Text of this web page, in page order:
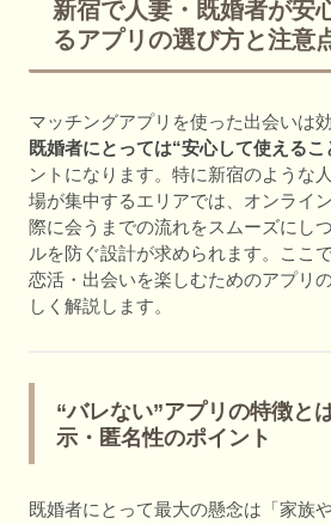
新宿で人妻・既婚者が安
るアプリの選び方と注意
マッチングアプリを使った出会いは
既婚者にとっては“安心して使える
ントになります。特に新宿のような
場が集中するエリアでは、オンライ
際に会うまでの流れをスムーズにし
ルを防ぐ設計が求められます。ここ
恋活・出会いを楽しむためのアプリ
しく解説します。
“バレない”アプリの特徴と
示・匿名性のポイント
既婚者にとって最大の懸念は「家族